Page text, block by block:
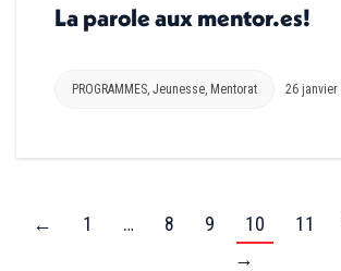
La parole aux mentor.es!
PROGRAMMES Jeunesse Mentorat 26 janvier
← 1 … 8 9 10 11
→